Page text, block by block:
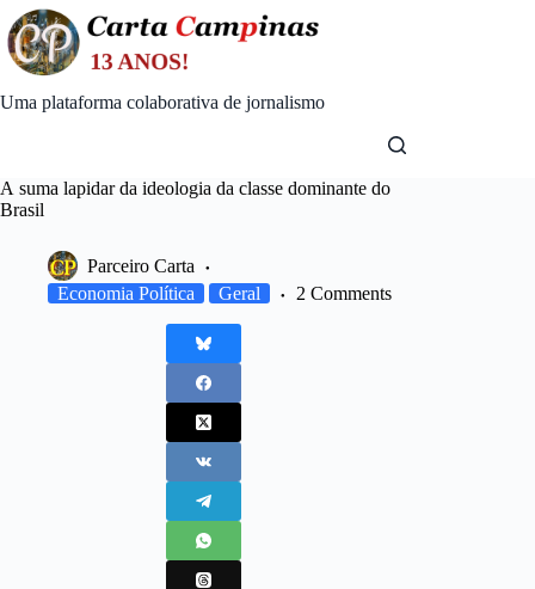
Skip
to
content
Uma plataforma colaborativa de jornalismo
A suma lapidar da ideologia da classe dominante do
Brasil
Parceiro Carta
Economia Política
Geral 2 Comments